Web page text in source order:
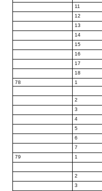
11
12
13
14
15
16
17
18
78
1
2
3
4
5
6
7
79
1
2
3